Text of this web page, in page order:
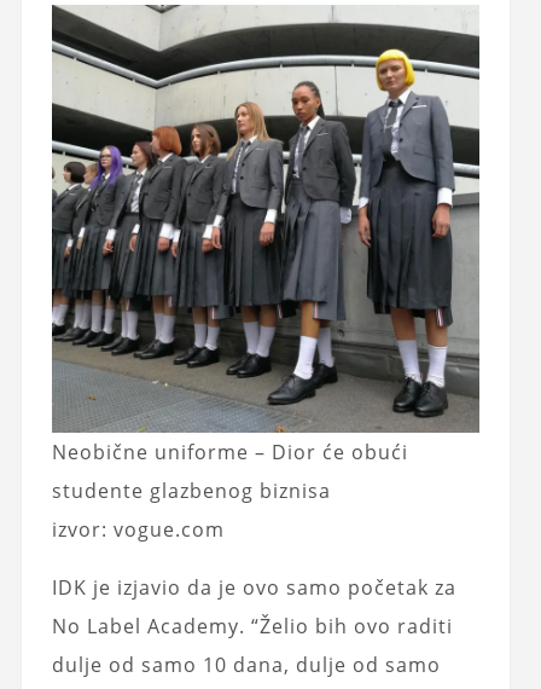
Neobične uniforme – Dior će obući
studente glazbenog biznisa
izvor: vogue.com
IDK je izjavio da je ovo samo početak za
No Label Academy. “Želio bih ovo raditi
dulje od samo 10 dana, dulje od samo